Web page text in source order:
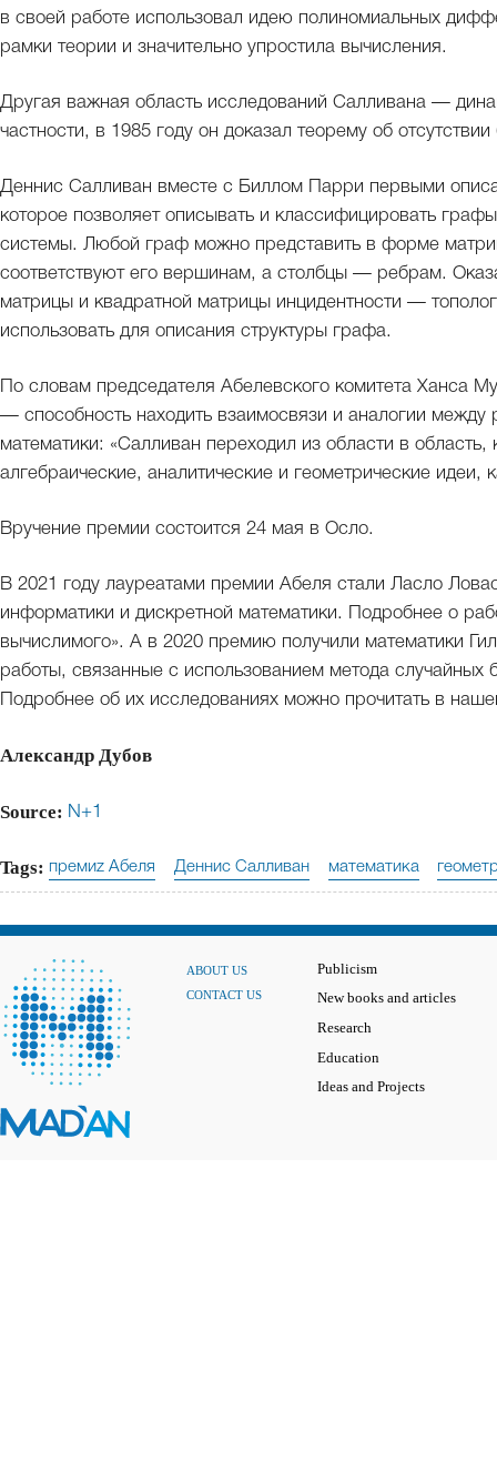
в своей работе использовал идею полиномиальных
рамки теории и значительно упростила вычисления.
Другая важная область исследований Салливана —
частности, в 1985 году он доказал теорему об
Деннис Салливан вместе с Биллом Парри первыми
которое позволяет описывать и классифицировать
системы. Любой граф можно представить в форме
соответствуют его вершинам, а столбцы — ребрам.
матрицы и квадратной матрицы инцидентности —
использовать для описания структуры графа.
По словам председателя Абелевского комитета Ханса
— способность находить взаимосвязи и аналогии между
математики: «Салливан переходил из области в
алгебраические, аналитические и геометрические идеи,
Вручение премии состоится 24 мая в Осло.
В 2021 году лауреатами премии Абеля стали Ласло
информатики и дискретной математики. Подробнее о
вычислимого». А в 2020 премию получили математики
работы, связанные с использованием метода
Подробнее об их исследованиях можно прочитать в
Александр Дубов
Source: N+1
Tags: премиz Абеля Деннис Салливан математика
ABOUT US
CONTACT US
Publicism
New books and articles
Research
Education
Ideas and Projects